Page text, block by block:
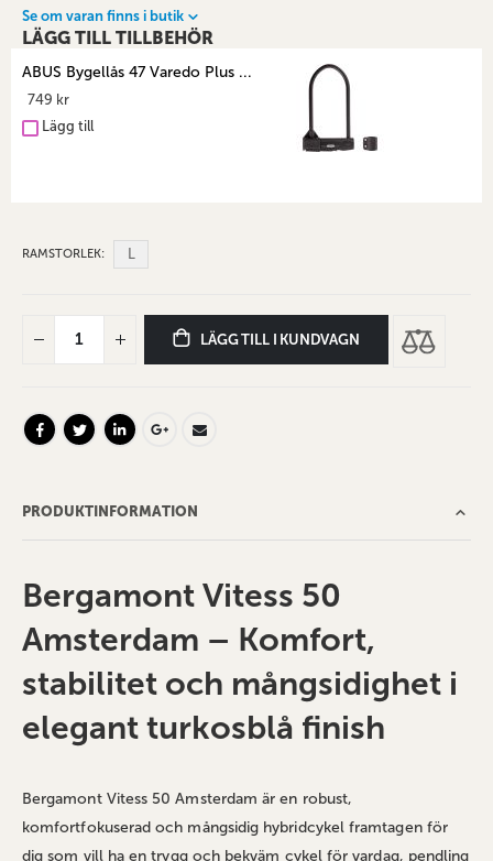
Se om varan finns i butik
LÄGG TILL TILLBEHÖR
ABUS Bygellås 47 Varedo Plus ...
749 kr
Lägg till
RAMSTORLEK L
LÄGG TILL I KUNDVAGN
PRODUKTINFORMATION
Bergamont Vitess 50
Amsterdam – Komfort,
stabilitet och mångsidighet i
elegant turkosblå finish
Bergamont Vitess 50 Amsterdam är en robust,
komfortfokuserad och mångsidig hybridcykel framtagen för
dig som vill ha en trygg och bekväm cykel för vardag, pendling